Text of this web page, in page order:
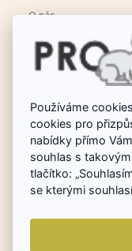
O nás
Doprava a platba
Ochrana osobních
Obchodní podmínky
Fotogalerie
Odstoupit od smlouvy
Poradna chovu králíků
Dárkové poukazy
Reklamace
Používáme
cookies pro
nabídky přímo
souhlas s
tlačítko:
se kterými